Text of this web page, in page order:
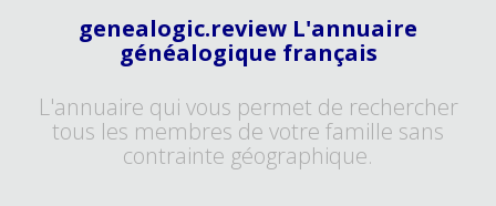
genealogic.review L'annuaire
généalogique français
L'annuaire qui vous permet de rechercher
tous les membres de votre famille sans
contrainte géographique.